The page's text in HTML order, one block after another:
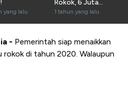
yang lalu
Rokok, 6 Juta
Pekerja Terancam
1 tahun yang lalu
- Pemerintah siap menaikkan
di tahun 2020. Walaupun